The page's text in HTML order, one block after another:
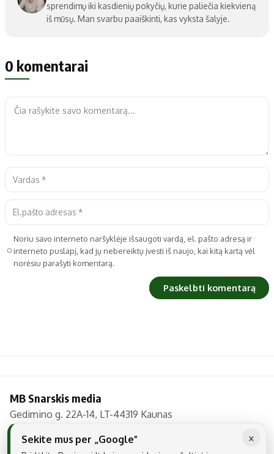
sprendimų iki kasdienių pokyčių, kurie paliečia kiekvieną
iš mūsų. Man svarbu paaiškinti, kas vyksta šalyje.
0 komentarai
Noriu savo interneto naršyklėje išsaugoti vardą, el. pašto adresą ir
interneto puslapį, kad jų nebereiktų įvesti iš naujo, kai kitą kartą vėl
norėsiu parašyti komentarą.
MB Snarskis media
Gedimino g. 22A-14, LT-44319 Kaunas
Tel.: +370 606 17737
El. paštas: info@regionai.lt ×
Sekite mus per „Google“